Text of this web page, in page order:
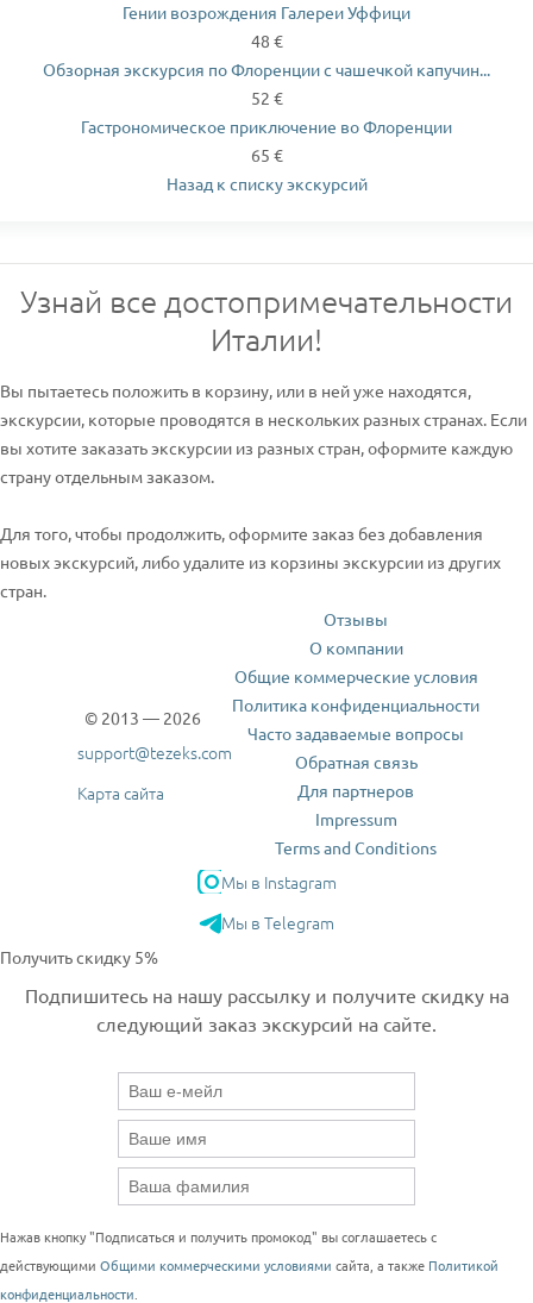
Гении возрождения Галереи Уффици
48 €
Обзорная экскурсия по Флоренции с чашечкой капучин...
52 €
Гастрономическое приключение во Флоренции
65 €
Назад к списку экскурсий
Узнай все достопримечательности
Италии!
Вы пытаетесь положить в корзину, или в ней уже находятся,
экскурсии, которые проводятся в нескольких разных странах. Если
вы хотите заказать экскурсии из разных стран, оформите каждую
страну отдельным заказом.
Для того, чтобы продолжить, оформите заказ без добавления
новых экскурсий, либо удалите из корзины экскурсии из других
стран.
© 2013 — 2026
support@tezeks.com
Карта сайта
Отзывы
О компании
Общие коммерческие условия
Политика конфиденциальности
Часто задаваемые вопросы
Обратная связь
Для партнеров
Impressum
Terms and Conditions
Мы в Instagram
Мы в Telegram
Получить скидку 5%
Подпишитесь на нашу рассылку и получите скидку на
следующий заказ экскурсий на сайте.
Нажав кнопку "Подписаться и получить промокод" вы соглашаетесь с
действующими Общими коммерческими условиями сайта, а также Политикой
конфиденциальности